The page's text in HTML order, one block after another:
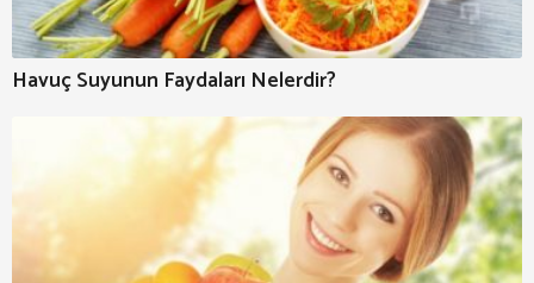
Havuç Suyunun Faydaları Nelerdir?